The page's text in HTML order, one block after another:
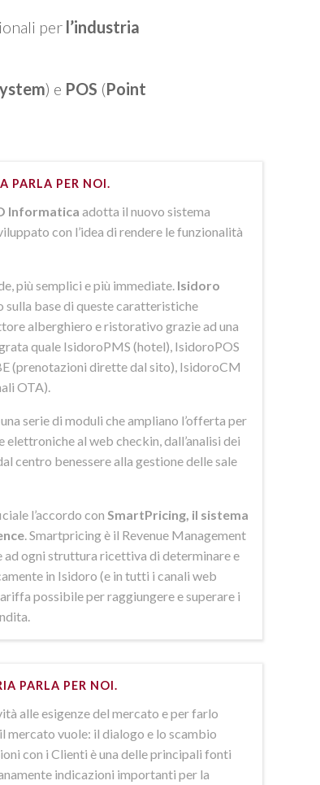
per l’industria
) e POS (Point
PARLA PER NOI.
Informatica adotta il nuovo sistema
con l’idea di rendere le funzionalità
più semplici e più immediate. Isidoro
sulla base di queste caratteristiche
alberghiero e ristorativo grazie ad una
quale IsidoroPMS (hotel), IsidoroPOS
(prenotazioni dirette dal sito), IsidoroCM
OTA).
serie di moduli che ampliano l’offerta per
al web checkin, dall’analisi dei
centro benessere alla gestione delle sale
l’accordo con SmartPricing, il sistema
. Smartpricing è il Revenue Management
ad ogni struttura ricettiva di determinare e
in Isidoro (e in tutti i canali web
possibile per raggiungere e superare i
PARLA PER NOI.
alle esigenze del mercato e per farlo
mercato vuole: il dialogo e lo scambio
con i Clienti è una delle principali fonti
indicazioni importanti per la